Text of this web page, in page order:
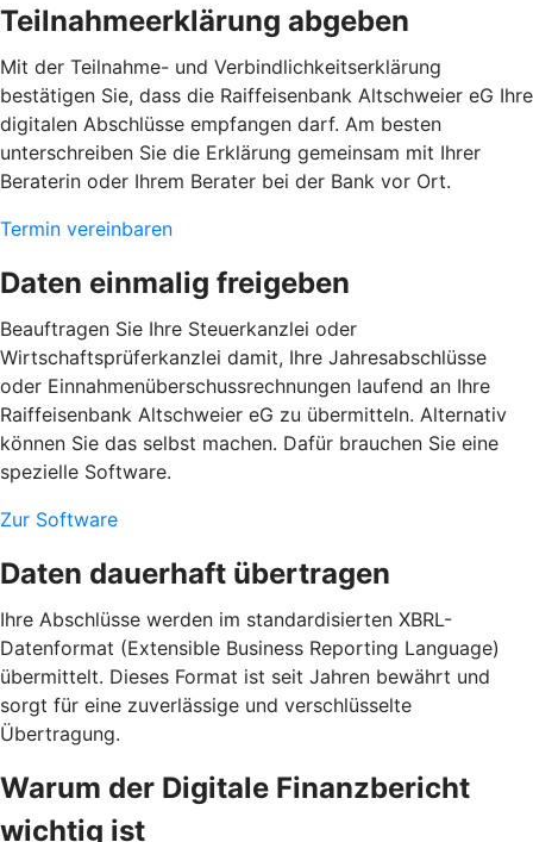
Teilnahmeerklärung abgeben
Mit der Teilnahme- und Verbindlichkeitserklärung
bestätigen Sie, dass die Raiffeisenbank Altschweier eG Ihre
digitalen Abschlüsse empfangen darf. Am besten
unterschreiben Sie die Erklärung gemeinsam mit Ihrer
Beraterin oder Ihrem Berater bei der Bank vor Ort.
Termin vereinbaren
Daten einmalig freigeben
Beauftragen Sie Ihre Steuerkanzlei oder
Wirtschaftsprüferkanzlei damit, Ihre Jahresabschlüsse
oder Einnahmenüberschussrechnungen laufend an Ihre
Raiffeisenbank Altschweier eG zu übermitteln. Alternativ
können Sie das selbst machen. Dafür brauchen Sie eine
spezielle Software.
Zur Software
Daten dauerhaft übertragen
Ihre Abschlüsse werden im standardisierten XBRL-
Datenformat (Extensible Business Reporting Language)
übermittelt. Dieses Format ist seit Jahren bewährt und
sorgt für eine zuverlässige und verschlüsselte
Übertragung.
Warum der Digitale Finanzbericht
wichtig ist